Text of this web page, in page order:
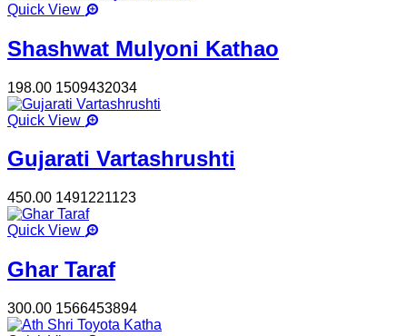
Quick View
Shashwat Mulyoni Kathao
198.00 1509432034
Quick View
Gujarati Vartashrushti
450.00 1491221123
Quick View
Ghar Taraf
300.00 1566453894